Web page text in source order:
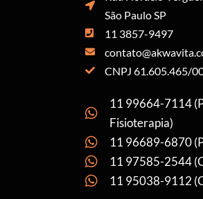
São Paulo SP
11 3857-9497
CNPJ 61.605.465/
11 99664-7114
Fisioterapia)
11 96689-6870
11 97585-2544
11 95038-9112